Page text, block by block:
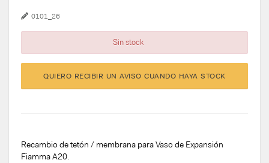
0101_26
Sin stock
QUIERO RECIBIR UN AVISO CUANDO HAYA STOCK
Recambio de tetón / membrana para Vaso de Expansión
Fiamma A20.